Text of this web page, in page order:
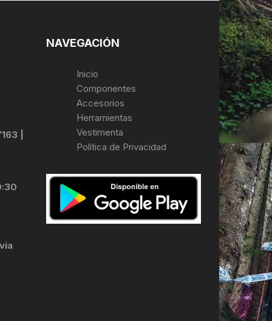
|
NAVEGACIÓN
Inicio
Componentes
Accesorios
Herramientas
Vestimenta
Política de Privacidad